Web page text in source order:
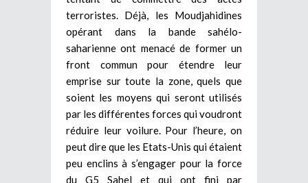
terroristes. Déjà, les Moudjahidines
opérant dans la bande sahélo-
saharienne ont menacé de former un
front commun pour étendre leur
emprise sur toute la zone, quels que
soient les moyens qui seront utilisés
par les différentes forces qui voudront
réduire leur voilure. Pour l’heure, on
peut dire que les Etats-Unis qui étaient
peu enclins à s’engager pour la force
du G5 Sahel et qui ont fini par